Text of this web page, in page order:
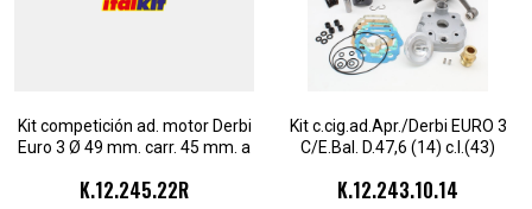
Kit competición ad. motor Derbi
Euro 3 Ø 49 mm. carr. 45 mm. a
K.12.245.22R
Kit c.cig.ad.Apr./Derbi EURO 3
C/E.Bal. D.47,6 (14) c.l.(43)
K.12.243.10.14